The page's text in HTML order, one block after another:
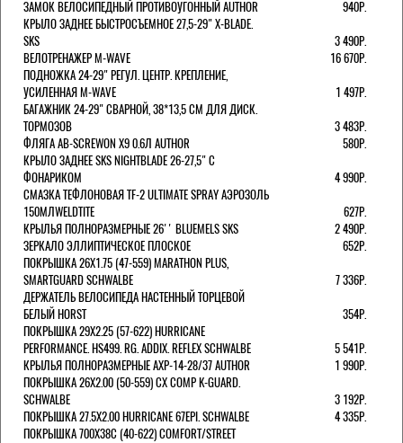
ЗАМОК ВЕЛОСИПЕДНЫЙ ПРОТИВОУГОННЫЙ AUTHOR
940Р.
КРЫЛО ЗАДНЕЕ БЫСТРОСЪЕМНОЕ 27,5-29" X-BLADE.
SKS
3 490Р.
ВЕЛОТРЕНАЖЕР M-WAVE
16 670Р.
ПОДНОЖКА 24-29" РЕГУЛ. ЦЕНТР. КРЕПЛЕНИЕ,
УСИЛЕННАЯ M-WAVE
1 497Р.
БАГАЖНИК 24-29" СВАРНОЙ, 38*13,5 СМ ДЛЯ ДИСК.
ТОРМОЗОВ
3 483Р.
ФЛЯГА AB-SCREWON X9 0.6Л AUTHOR
580Р.
КРЫЛО ЗАДНЕЕ SKS NIGHTBLADE 26-27,5" С
ФОНАРИКОМ
4 990Р.
СМАЗКА ТЕФЛОНОВАЯ TF-2 ULTIMATE SPRAY АЭРОЗОЛЬ
150МЛWELDTITE
627Р.
КРЫЛЬЯ ПОЛНОРАЗМЕРНЫЕ 26'' BLUEMELS SKS
2 490Р.
ЗЕРКАЛО ЭЛЛИПТИЧЕСКОЕ ПЛОСКОЕ
652Р.
ПОКРЫШКА 26X1.75 (47-559) MARATHON PLUS,
SMARTGUARD SCHWALBE
7 336Р.
ДЕРЖАТЕЛЬ ВЕЛОCИПЕДА НАСТЕННЫЙ ТОРЦЕВОЙ
БЕЛЫЙ HORST
354Р.
ПОКРЫШКА 29X2.25 (57-622) HURRICANE
PERFORMANCE. HS499. RG. ADDIX. REFLEX SCHWALBE
5 541Р.
КРЫЛЬЯ ПОЛНОРАЗМЕРНЫЕ AXP-14-28/37 AUTHOR
1 990Р.
ПОКРЫШКА 26X2.00 (50-559) CX COMP K-GUARD.
SCHWALBE
3 192Р.
ПОКРЫШКА 27.5X2.00 HURRICANE 67EPI. SCHWALBE
4 335Р.
ПОКРЫШКА 700X38С (40-622) COMFORT/STREET